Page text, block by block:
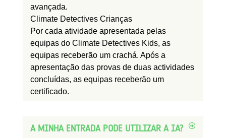
avançada.
Climate Detectives Crianças
Por cada atividade apresentada pelas
equipas do Climate Detectives Kids, as
equipas receberão um crachá. Após a
apresentação das provas de duas actividades
concluídas, as equipas receberão um
certificado.
A MINHA ENTRADA PODE UTILIZAR A IA?